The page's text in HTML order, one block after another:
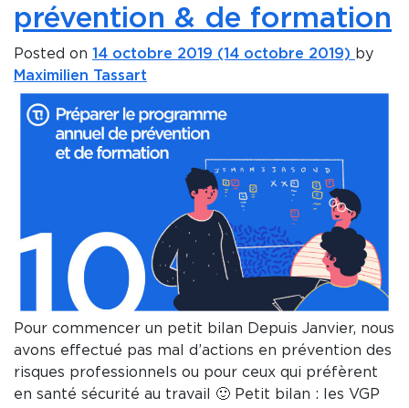
prévention & de formation
Posted on 14 octobre 2019 (14 octobre 2019) by
Maximilien Tassart
Pour commencer un petit bilan Depuis Janvier, nous
avons effectué pas mal d’actions en prévention des
risques professionnels ou pour ceux qui préfèrent
en santé sécurité au travail 🙂 Petit bilan : les VGP